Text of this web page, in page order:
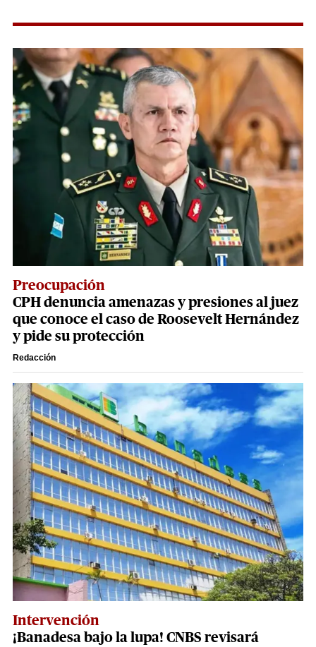
Preocupación
CPH denuncia amenazas y presiones al juez
que conoce el caso de Roosevelt Hernández
y pide su protección
Redacción
Intervención
¡Banadesa bajo la lupa! CNBS revisará